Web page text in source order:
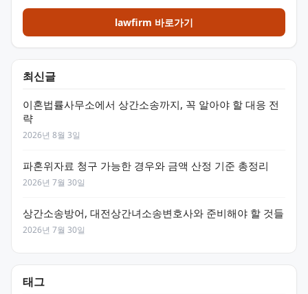
lawfirm 바로가기
최신글
이혼법률사무소에서 상간소송까지, 꼭 알아야 할 대응 전
략
2026년 8월 3일
파혼위자료 청구 가능한 경우와 금액 산정 기준 총정리
2026년 7월 30일
상간소송방어, 대전상간녀소송변호사와 준비해야 할 것들
2026년 7월 30일
태그